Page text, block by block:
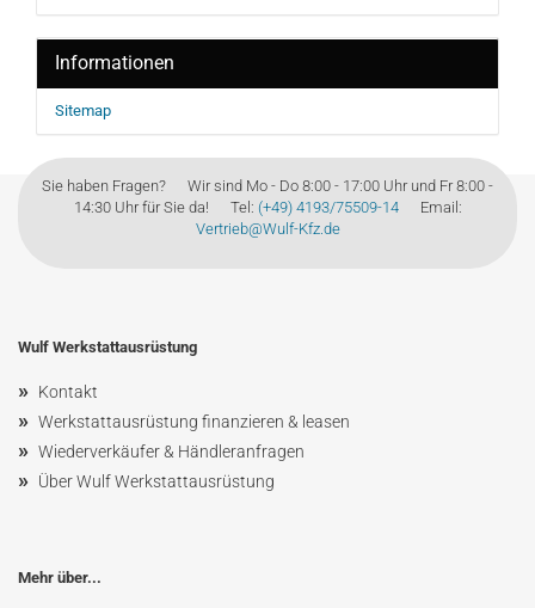
Informationen
Sitemap
Sie haben Fragen? Wir sind Mo - Do 8:00 - 17:00 Uhr und Fr 8:00 -
14:30 Uhr für Sie da! Tel: (+49) 4193/75509-14Email:
Vertrieb@Wulf-Kfz.de
Wulf Werkstattausrüstung
» Kontakt
» Werkstattausrüstung finanzieren & leasen
» Wiederverkäufer & Händleranfragen
» Über Wulf Werkstattausrüstung
Mehr über...